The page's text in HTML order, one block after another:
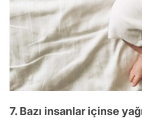
7. Bazı insanlar içinse